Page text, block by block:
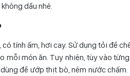
dầu nhé.
tính ấm, hơi cay. Sử dụng tỏi để
mỗi món ăn. Tuy nhiên, tùy vào
để ướp thịt bò, nêm nước